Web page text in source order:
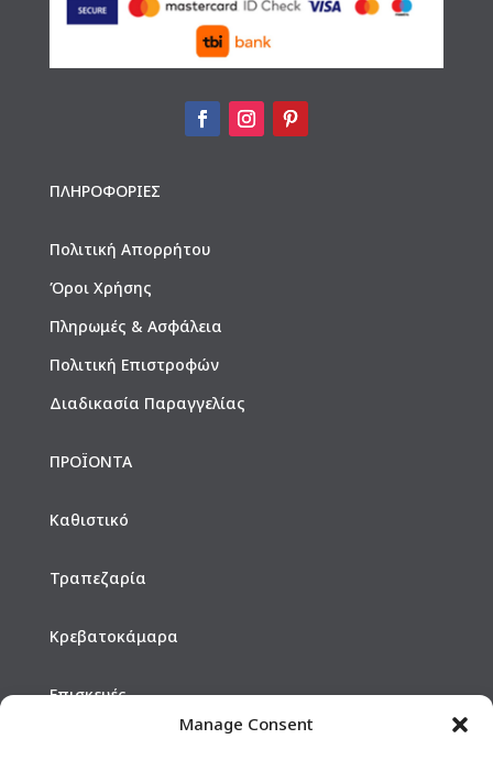
Manage Consent
ΠΛΗΡΟΦΟΡΙΕΣ
Πολιτική Απορρήτου
Όροι Χρήσης
Πληρωμές & Ασφάλεια
Πολιτική Επιστροφών
Διαδικασία Παραγγελίας
ΠΡΟΪΟΝΤΑ
Καθιστικό
Τραπεζαρία
Κρεβατοκάμαρα
Επισκευές